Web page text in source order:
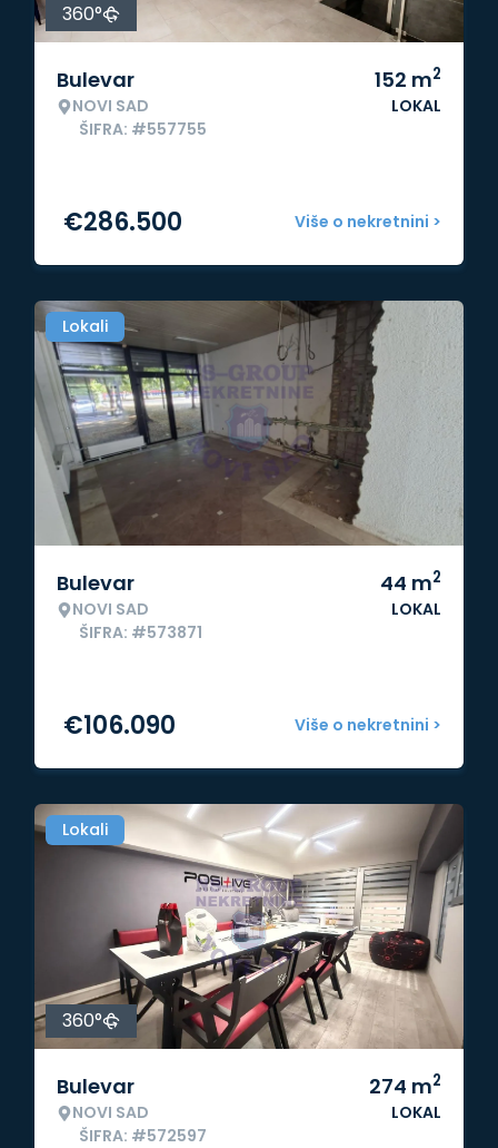
360°
Bulevar
NOVI SAD
ŠIFRA: #557755
152 m2
LOKAL
Više o nekretnini >
€286.500
Lokali
Bulevar
NOVI SAD
ŠIFRA: #573871
44 m2
LOKAL
Više o nekretnini >
€106.090
Lokali
360°
Bulevar
NOVI SAD
ŠIFRA: #572597
274 m2
LOKAL